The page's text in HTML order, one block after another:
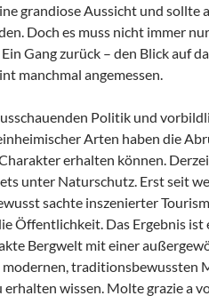
grandiose Aussicht und sollte
Doch es muss nicht immer
Gang zurück – den Blick auf
manchmal angemessen.
Politik und
Arten haben die
erhalten können.
unter Naturschutz. Erst seit
sachte inszenierter
Öffentlichkeit. Das Ergebnis ist
Bergwelt mit einer
modernen, traditionsbewussten
erhalten wissen. Molte grazie a